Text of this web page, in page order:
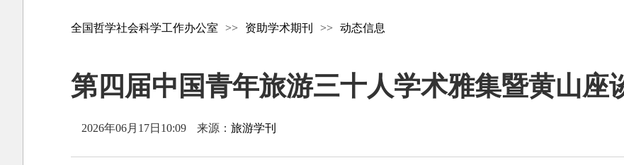
全国哲学社会科学工作办公室 >> 资助学术期刊 >> 动态信息
第四届中国青年旅游三十人学术雅集暨黄山座
2026年06月17日10:09 来源：旅游学刊